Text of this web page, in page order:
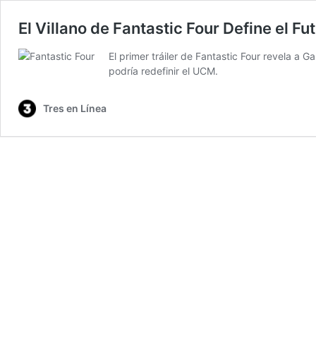
El Villano de Fantastic Four Define el
El primer tráiler de Fantastic Four revela a
podría redefinir el UCM.
Tres en Línea